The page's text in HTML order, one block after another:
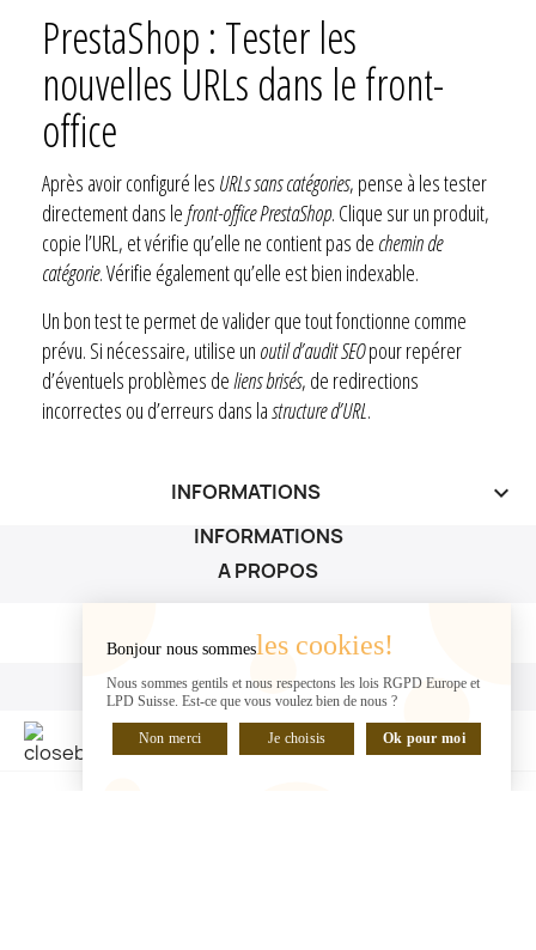
PrestaShop : Tester les
nouvelles URLs dans le front-
office
Après avoir configuré les URLs sans catégories, pense à les tester
directement dans lefront-office PrestaShop. Clique sur un produit,
copie l’URL, et vérifie qu’elle ne contient pas de chemin de
catégorie. Vérifie également qu’elle est bien indexable.
Un bon test te permet de valider que tout fonctionne comme
prévu. Si nécessaire, utilise un outil d’audit SEOpour repérer
d’éventuels problèmes de liens brisés, de redirections
incorrectes ou d’erreurs dans lastructure d’URL.
INFORMATIONS keyboard_arrow_down
INFORMATIONS
A PROPOS
A PROPOS
VOTRE COMPTE
VOTRE COMPTE
Bonjour nous sommesles cookies!
Nous sommes gentils et nous respectons les lois RGPD Europe et
LPD Suisse. Est-ce que vous voulez bien de nous ?
Non merci Je choisis Ok pour moi
DISCUTER EN LIGNE